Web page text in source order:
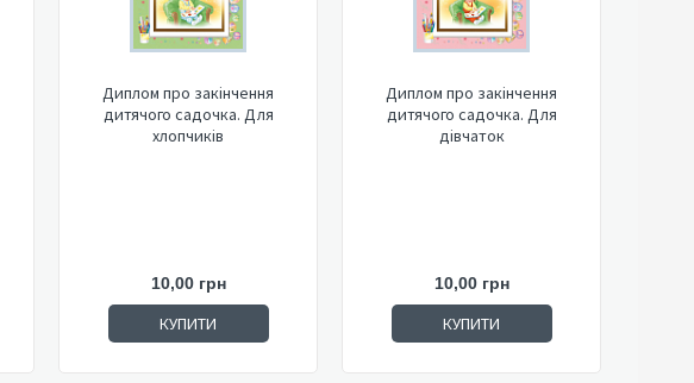
Диплом про закінчення
дитячого садочка. Для
хлопчиків
10,00 грн
КУПИТИ
Диплом про закінчення
дитячого садочка. Для
дівчаток
10,00 грн
КУПИТИ